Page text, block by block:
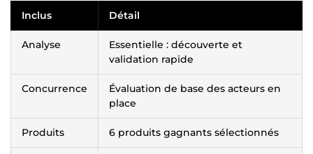
Inclus Détail
Analyse
Essentielle : découverte et
validation rapide
Concurrence
Évaluation de base des acteurs en
place
Produits 6 produits gagnants sélectionnés